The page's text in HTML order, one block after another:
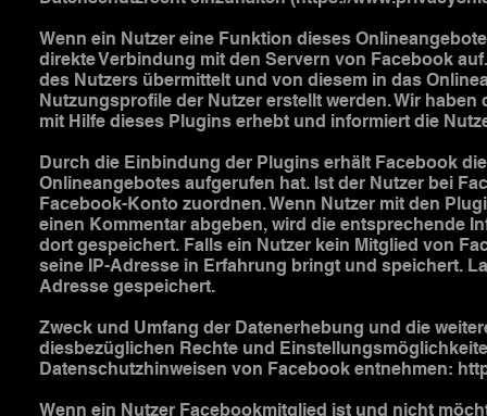
Wenn ein Nutzer eine Funktion dieses
direkte Verbindung mit den Servern von Facebook
des Nutzers übermittelt und von diesem in das
Nutzungsprofile der Nutzer erstellt werden. Wir
mit Hilfe dieses Plugins erhebt und informiert die
Durch die Einbindung der Plugins erhält Facebook
Onlineangebotes aufgerufen hat. Ist der Nutzer bei
Facebook-Konto zuordnen. Wenn Nutzer mit den
einen Kommentar abgeben, wird die entsprechende
dort gespeichert. Falls ein Nutzer kein Mitglied von
seine IP-Adresse in Erfahrung bringt und speichert.
Adresse gespeichert.
Zweck und Umfang der Datenerhebung und die
diesbezüglichen Rechte und
Datenschutzhinweisen von Facebook entnehmen:
Wenn ein Nutzer Facebookmitglied ist und nicht